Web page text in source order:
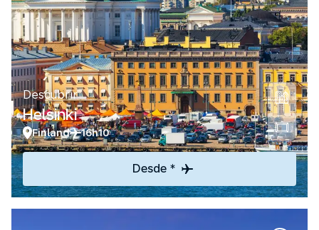
Descubrir
Helsinki
Finland 16h10
Desde *